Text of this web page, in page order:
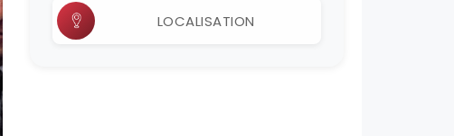
LOCALISATION